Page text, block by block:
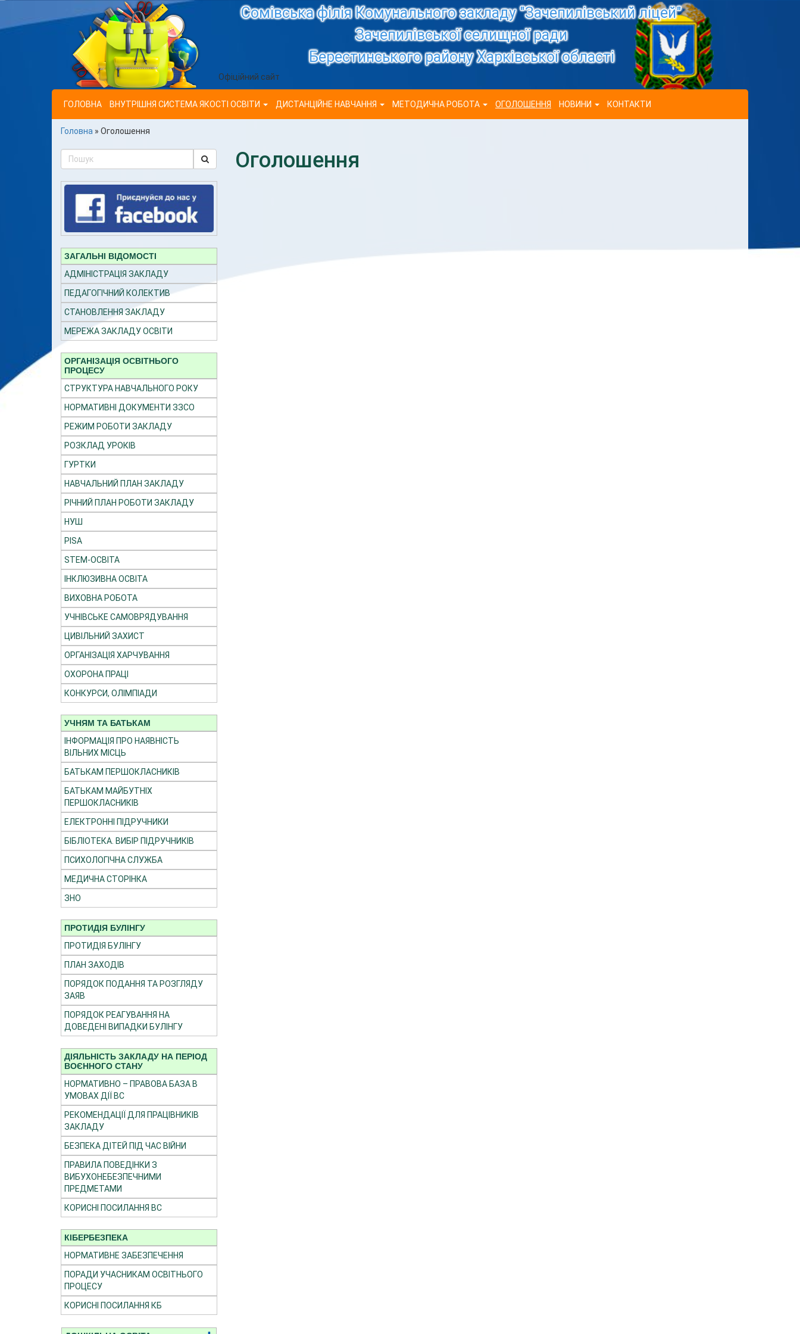
Сомівська філія Комунального закладу "Зачепилівський ліцей"
Зачепилівської селищної ради
Берестинського району Харківської області
Офіційний сайт
ГОЛОВНА ВНУТРІШНЯ СИСТЕМА ЯКОСТІ ОСВІТИ ДИСТАНЦІЙНЕ НАВЧАННЯ МЕТОДИЧНА РОБОТА ОГОЛОШЕННЯ НОВИНИ КОНТАКТИ
Головна » Оголошення
ЗАГАЛЬНІ ВІДОМОСТІ
АДМІНІСТРАЦІЯ ЗАКЛАДУ
ПЕДАГОГІЧНИЙ КОЛЕКТИВ
СТАНОВЛЕННЯ ЗАКЛАДУ
МЕРЕЖА ЗАКЛАДУ ОСВІТИ
ОРГАНІЗАЦІЯ ОСВІТНЬОГО
ПРОЦЕСУ
СТРУКТУРА НАВЧАЛЬНОГО РОКУ
НОРМАТИВНІ ДОКУМЕНТИ ЗЗСО
РЕЖИМ РОБОТИ ЗАКЛАДУ
РОЗКЛАД УРОКІВ
ГУРТКИ
НАВЧАЛЬНИЙ ПЛАН ЗАКЛАДУ
РІЧНИЙ ПЛАН РОБОТИ ЗАКЛАДУ
НУШ
PISA
STEM-ОСВІТА
ІНКЛЮЗИВНА ОСВІТА
ВИХОВНА РОБОТА
УЧНІВСЬКЕ САМОВРЯДУВАННЯ
ЦИВІЛЬНИЙ ЗАХИСТ
ОРГАНІЗАЦІЯ ХАРЧУВАННЯ
ОХОРОНА ПРАЦІ
КОНКУРСИ, ОЛІМПІАДИ
УЧНЯМ ТА БАТЬКАМ
ІНФОРМАЦІЯ ПРО НАЯВНІСТЬ
ВІЛЬНИХ МІСЦЬ
БАТЬКАМ ПЕРШОКЛАСНИКІВ
БАТЬКАМ МАЙБУТНІХ
ПЕРШОКЛАСНИКІВ
ЕЛЕКТРОННІ ПІДРУЧНИКИ
БІБЛІОТЕКА. ВИБІР ПІДРУЧНИКІВ
ПСИХОЛОГІЧНА СЛУЖБА
МЕДИЧНА СТОРІНКА
ЗНО
ПРОТИДІЯ БУЛІНГУ
ПРОТИДІЯ БУЛІНГУ
ПЛАН ЗАХОДІВ
ПОРЯДОК ПОДАННЯ ТА РОЗГЛЯДУ
ЗАЯВ
ПОРЯДОК РЕАГУВАННЯ НА
ДОВЕДЕНІ ВИПАДКИ БУЛІНГУ
ДІЯЛЬНІСТЬ ЗАКЛАДУ НА ПЕРІОД
ВОЄННОГО СТАНУ
НОРМАТИВНО – ПРАВОВА БАЗА В
УМОВАХ ДІЇ ВС
РЕКОМЕНДАЦІЇ ДЛЯ ПРАЦІВНИКІВ
ЗАКЛАДУ
БЕЗПЕКА ДІТЕЙ ПІД ЧАС ВІЙНИ
ПРАВИЛА ПОВЕДІНКИ З
ВИБУХОНЕБЕЗПЕЧНИМИ
ПРЕДМЕТАМИ
КОРИСНІ ПОСИЛАННЯ ВС
КІБЕРБЕЗПЕКА
НОРМАТИВНЕ ЗАБЕЗПЕЧЕННЯ
ПОРАДИ УЧАСНИКАМ ОСВІТНЬОГО
ПРОЦЕСУ
КОРИСНІ ПОСИЛАННЯ КБ
Оголошення